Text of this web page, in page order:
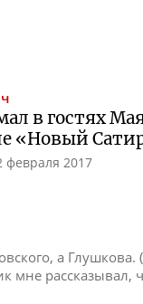
в гостях
«Новый
февраля 2017
а
мне